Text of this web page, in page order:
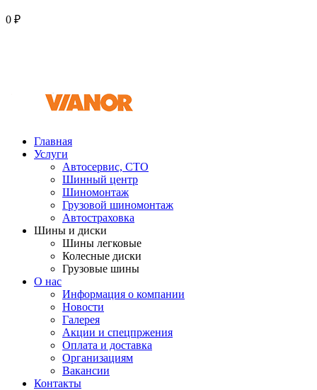
0 ₽
Главная
Услуги
Автосервис, СТО
Шинный центр
Шиномонтаж
Грузовой шиномонтаж
Автостраховка
Шины и диски
Шины легковые
Колесные диски
Грузовые шины
О нас
Информация о компании
Новости
Галерея
Акции и спецпржения
Оплата и доставка
Организациям
Вакансии
Контакты